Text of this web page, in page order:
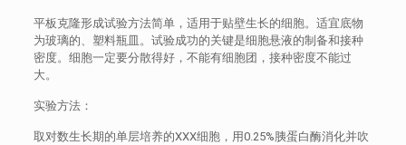
平板克隆形成试验方法简单，适用于贴壁生长的细胞。适宜底物
为玻璃的、塑料瓶皿。试验成功的关键是细胞悬液的制备和接种
密度。细胞一定要分散得好，不能有细胞团，接种密度不能过
大。
实验方法：
取对数生长期的单层培养的XXX细胞，用0.25%胰蛋白酶消化并吹